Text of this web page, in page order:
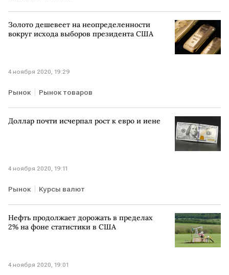
Золото дешевеет на неопределенности
вокруг исхода выборов президента США
4 ноября 2020, 19:29
Рынок Рынок товаров
Доллар почти исчерпал рост к евро и иене
4 ноября 2020, 19:11
Рынок Курсы валют
Нефть продолжает дорожать в пределах
2% на фоне статистики в США
4 ноября 2020, 19:01